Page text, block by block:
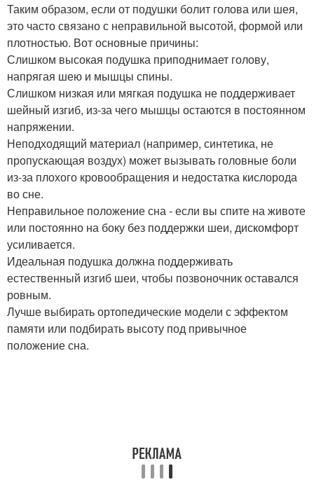
Таким образом, если от подушки болит голова или шея,
это часто связано с неправильной высотой, формой или
плотностью. Вот основные причины:
Слишком высокая подушка приподнимает голову,
напрягая шею и мышцы спины.
Слишком низкая или мягкая подушка не поддерживает
шейный изгиб, из-за чего мышцы остаются в постоянном
напряжении.
Неподходящий материал (например, синтетика, не
пропускающая воздух) может вызывать головные боли
из-за плохого кровообращения и недостатка кислорода
во сне.
Неправильное положение сна - если вы спите на животе
или постоянно на боку без поддержки шеи, дискомфорт
усиливается.
Идеальная подушка должна поддерживать
естественный изгиб шеи, чтобы позвоночник оставался
ровным.
Лучше выбирать ортопедические модели с эффектом
памяти или подбирать высоту под привычное
положение сна.